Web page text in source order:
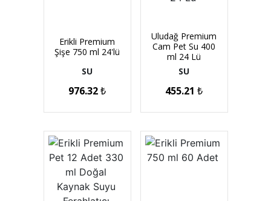
Erikli Premium
Şişe 750 ml 24'lü
SU
976.32₺
Uludağ Premium
Cam Pet Su 400
ml 24 Lü
SU
455.21 ₺